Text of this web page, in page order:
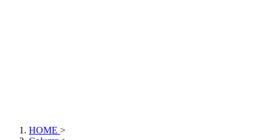
HOME >